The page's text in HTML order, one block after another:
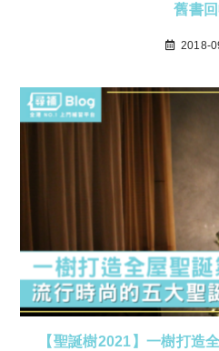
舊書
2018-
【聖誕樹2021】一樹打造